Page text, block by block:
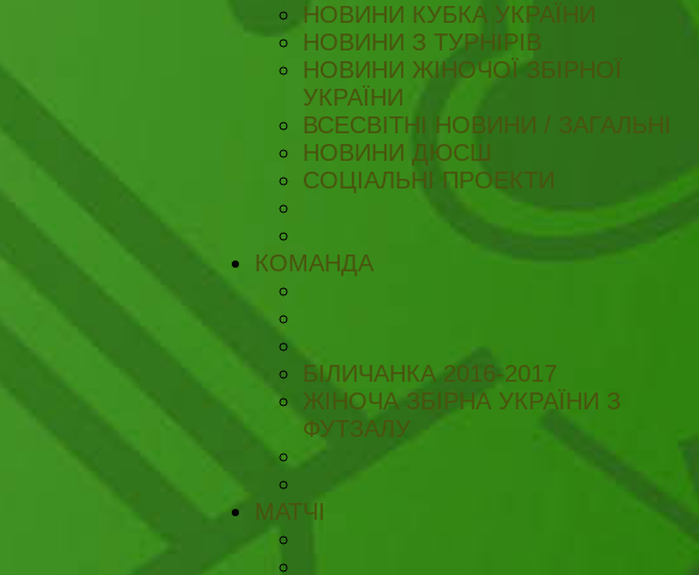
НОВИНИ КУБКА УКРАЇНИ
НОВИНИ З ТУРНІРІВ
НОВИНИ ЖІНОЧОЇ ЗБІРНОЇ
УКРАЇНИ
ВСЕСВІТНІ НОВИНИ / ЗАГАЛЬНІ
НОВИНИ ДЮСШ
СОЦІАЛЬНІ ПРОЕКТИ
КОМАНДА
БІЛИЧАНКА 2016-2017
ЖІНОЧА ЗБІРНА УКРАЇНИ З
ФУТЗАЛУ
МАТЧІ